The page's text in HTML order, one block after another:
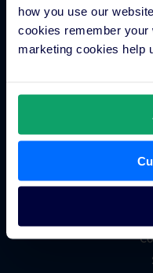
how you use our
cookies remember
marketing cookies help
Aplicación